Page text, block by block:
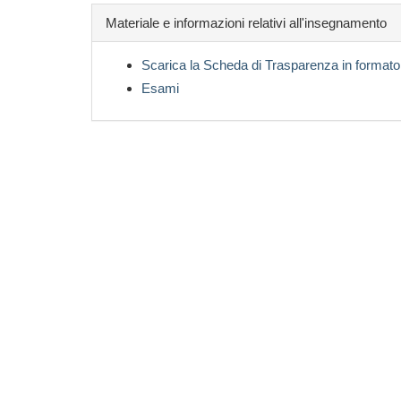
Materiale e informazioni relativi all'insegnamento
Scarica la Scheda di Trasparenza in
Esami